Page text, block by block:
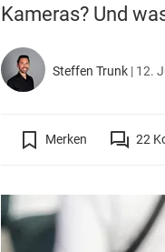
Kameras? Und
Steffen Trunk | 12.
Merken 22